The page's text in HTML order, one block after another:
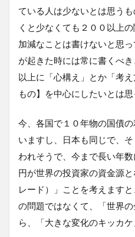
ている人は少ないとは思う
くと少なくても２００以上
加減なことは書けないと思
が起きた時には常に書くべ
以上に「心構え」とか「考
もの】を中心にしたいとは思
今、各国で１０年物の国債
いますし、日本も同じで、
われそうで、今まで長い年
円が世界の投資家の資金源
レード）」ことを考えます
の問題ではなくて、「世界
ら、「大きな変化のキッカケ